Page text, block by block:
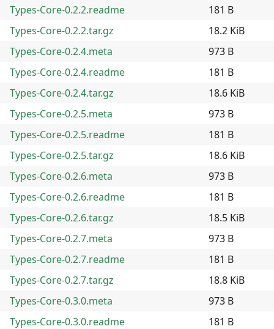
Types-Core-0.2.2.readme
181 B
Types-Core-0.2.2.tar.gz
18.2 KiB
Types-Core-0.2.4.meta
973 B
Types-Core-0.2.4.readme
181 B
Types-Core-0.2.4.tar.gz
18.6 KiB
Types-Core-0.2.5.meta
973 B
Types-Core-0.2.5.readme
181 B
Types-Core-0.2.5.tar.gz
18.6 KiB
Types-Core-0.2.6.meta
973 B
Types-Core-0.2.6.readme
181 B
Types-Core-0.2.6.tar.gz
18.5 KiB
Types-Core-0.2.7.meta
973 B
Types-Core-0.2.7.readme
181 B
Types-Core-0.2.7.tar.gz
18.8 KiB
Types-Core-0.3.0.meta
973 B
Types-Core-0.3.0.readme
181 B